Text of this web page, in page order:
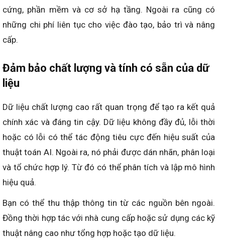
cứng, phần mềm và cơ sở hạ tầng. Ngoài ra cũng có
những chi phí liên tục cho việc đào tạo, bảo trì và nâng
cấp.
Đảm bảo chất lượng và tính có sẵn của dữ
liệu
Dữ liệu chất lượng cao rất quan trọng để tạo ra kết quả
chính xác và đáng tin cậy. Dữ liệu không đầy đủ, lỗi thời
hoặc có lỗi có thể tác động tiêu cực đến hiệu suất của
thuật toán AI. Ngoài ra, nó phải được dán nhãn, phân loại
và tổ chức hợp lý. Từ đó có thể phân tích và lập mô hình
hiệu quả.
Bạn có thể thu thập thông tin từ các nguồn bên ngoài.
Đồng thời hợp tác với nhà cung cấp hoặc sử dụng các kỹ
thuật nâng cao như tổng hợp hoặc tạo dữ liệu.